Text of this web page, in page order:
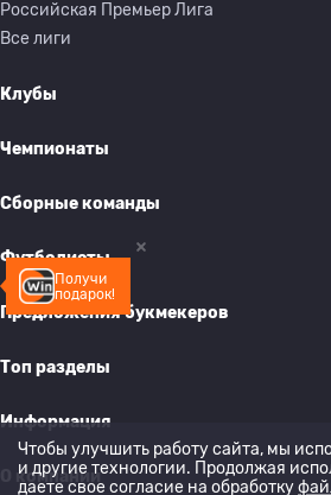
Получи
подарок!
Российская Премьер Лига
Все лиги
Клубы
Чемпионаты
Сборные команды
Футболисты
Предложения букмекеров
Топ разделы
Информация
О компании
Чтобы улучшить работу сайта, мы
и другие технологии. Продолжая
даете свое согласие на обработку